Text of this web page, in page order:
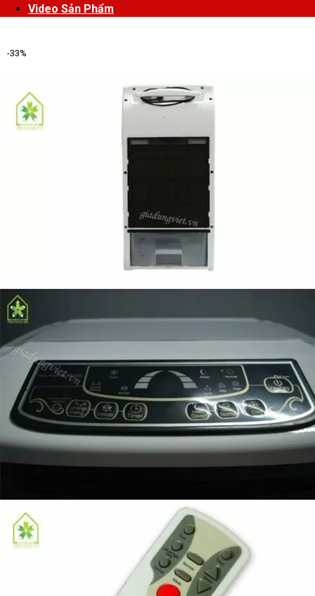
Video Sản Phẩm
-33%